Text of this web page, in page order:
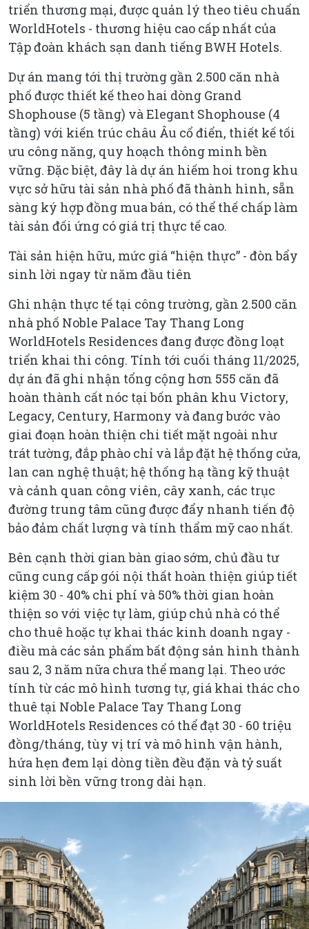
triển thương mại, được quản lý theo tiêu chuẩn
WorldHotels - thương hiệu cao cấp nhất của
Tập đoàn khách sạn danh tiếng BWH Hotels.
Dự án mang tới thị trường gần 2.500 căn nhà
phố được thiết kế theo hai dòng Grand
Shophouse (5 tầng) và Elegant Shophouse (4
tầng) với kiến trúc châu Âu cổ điển, thiết kế tối
ưu công năng, quy hoạch thông minh bền
vững. Đặc biệt, đây là dự án hiếm hoi trong khu
vực sở hữu tài sản nhà phố đã thành hình, sẵn
sàng ký hợp đồng mua bán, có thể thế chấp làm
tài sản đối ứng có giá trị thực tế cao.
Tài sản hiện hữu, mức giá “hiện thực” - đòn bẩy
sinh lời ngay từ năm đầu tiên
Ghi nhận thực tế tại công trường, gần 2.500 căn
nhà phố Noble Palace Tay Thang Long
WorldHotels Residences đang được đồng loạt
triển khai thi công. Tính tới cuối tháng 11/2025,
dự án đã ghi nhận tổng cộng hơn 555 căn đã
hoàn thành cất nóc tại bốn phân khu Victory,
Legacy, Century, Harmony và đang bước vào
giai đoạn hoàn thiện chi tiết mặt ngoài như
trát tường, đắp phào chỉ và lắp đặt hệ thống cửa,
lan can nghệ thuật; hệ thống hạ tầng kỹ thuật
và cảnh quan công viên, cây xanh, các trục
đường trung tâm cũng được đẩy nhanh tiến độ
bảo đảm chất lượng và tính thẩm mỹ cao nhất.
Bên cạnh thời gian bàn giao sớm, chủ đầu tư
cũng cung cấp gói nội thất hoàn thiện giúp tiết
kiệm 30 - 40% chi phí và 50% thời gian hoàn
thiện so với việc tự làm, giúp chủ nhà có thể
cho thuê hoặc tự khai thác kinh doanh ngay -
điều mà các sản phẩm bất động sản hình thành
sau 2, 3 năm nữa chưa thể mang lại. Theo ước
tính từ các mô hình tương tự, giá khai thác cho
thuê tại Noble Palace Tay Thang Long
WorldHotels Residences có thể đạt 30 - 60 triệu
đồng/tháng, tùy vị trí và mô hình vận hành,
hứa hẹn đem lại dòng tiền đều đặn và tỷ suất
sinh lời bền vững trong dài hạn.